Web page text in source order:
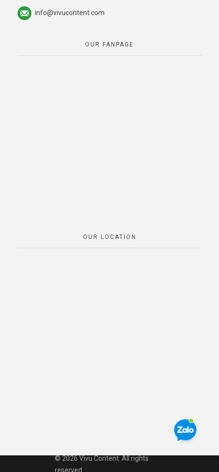
info@vivucontent.com
OUR FANPAGE
OUR LOCATION
© 2026 Vivu Content. All rights
reserved.